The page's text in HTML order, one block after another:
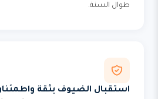
طوال السنة.
استقبال الضيوف بثقة